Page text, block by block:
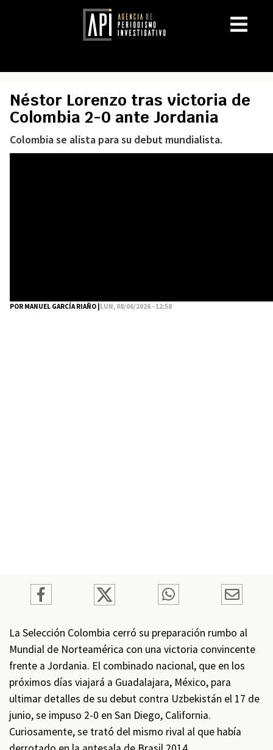
Néstor Lorenzo tras victoria de
Colombia 2-0 ante Jordania
Colombia se alista para su debut mundialista.
POR MANUEL GARCÍA RIAÑO | LUN, 08/06/2026 - 12:58
La Selección Colombia cerró su preparación rumbo al
Mundial de Norteamérica con una victoria convincente
frente a Jordania. El combinado nacional, que en los
próximos días viajará a Guadalajara, México, para
ultimar detalles de su debut contra Uzbekistán el 17 de
junio, se impuso 2-0 en San Diego, California.
Curiosamente, se trató del mismo rival al que había